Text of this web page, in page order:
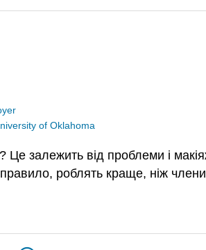
of Oklahoma
Це залежить від проблеми і
роблять краще, ніж